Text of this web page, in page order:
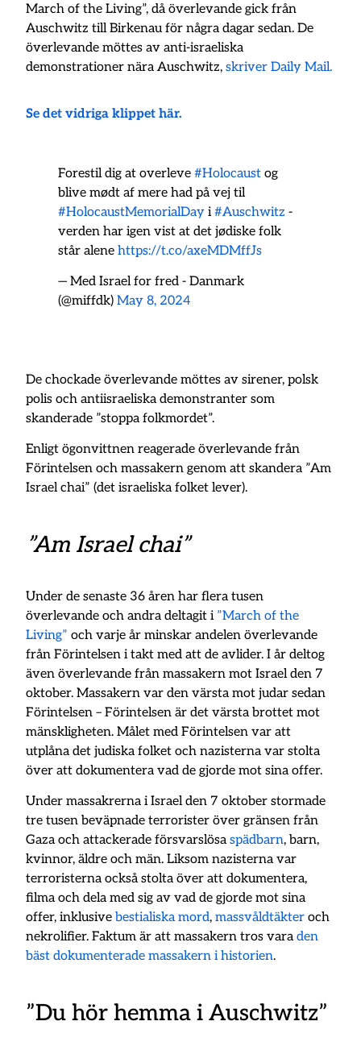
March of the Living”, då överlevande gick från
Auschwitz till Birkenau för några dagar sedan. De
överlevande möttes av anti-israeliska
demonstrationer nära Auschwitz,skriver Daily Mail.
Se det vidriga klippet här.
Forestil dig at overleve#Holocaust og
blive mødt af mere had på vej til
#HolocaustMemorialDay i#Auschwitz -
verden har igen vist at det jødiske folk
står alenehttps://t.co/axeMDMffJs
— Med Israel for fred - Danmark
(@miffdk)May 8, 2024
De chockade överlevande möttes av sirener, polsk
polis och antiisraeliska demonstranter som
skanderade ”stoppa folkmordet”.
Enligt ögonvittnen reagerade överlevande från
Förintelsen och massakern genom att skandera ”Am
Israel chai” (det israeliska folket lever).
”Am Israel chai”
Under de senaste 36 åren har flera tusen
överlevande och andra deltagit i ”March of the
Living” och varje år minskar andelen överlevande
från Förintelsen i takt med att de avlider. I år deltog
även överlevande från massakern mot Israel den 7
oktober. Massakern var den värsta mot judar sedan
Förintelsen – Förintelsen är det värsta brottet mot
mänskligheten. Målet med Förintelsen var att
utplåna det judiska folket och nazisterna var stolta
över att dokumentera vad de gjorde mot sina offer.
Under massakrerna i Israel den 7 oktober stormade
tre tusen beväpnade terrorister över gränsen från
Gaza och attackerade försvarslösaspädbarn, barn,
kvinnor, äldre och män. Liksom nazisterna var
terroristerna också stolta över att dokumentera,
filma och dela med sig av vad de gjorde mot sina
offer, inklusivebestialiska mord,massvåldtäkter och
nekrolifier. Faktum är att massakern tros varaden
bäst dokumenterade massakern i historien.
”Du hör hemma i Auschwitz”